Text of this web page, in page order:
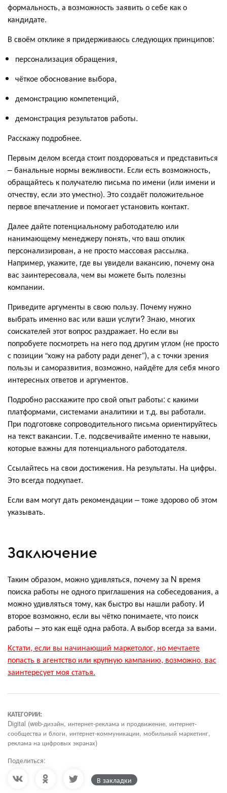
формальность, а возможность заявить о себе как о
кандидате.
В своём отклике я придерживаюсь следующих принципов:
персонализация обращения,
чёткое обоснование выбора,
демонстрацию компетенций,
демонстрация результатов работы.
Расскажу подробнее.
Первым делом всегда стоит поздороваться и представиться
– банальные нормы вежливости. Если есть возможность,
обращайтесь к получателю письма по имени (или имени и
отчеству, если это уместно). Это создаёт положительное
первое впечатление и помогает установить контакт.
Далее дайте потенциальному работодателю или
нанимающему менеджеру понять, что ваш отклик
персонализирован, а не просто массовая рассылка.
Например, укажите, где вы увидели вакансию, почему она
вас заинтересовала, чем вы можете быть полезны
компании.
Приведите аргументы в свою пользу. Почему нужно
выбрать именно вас или ваши услуги? Знаю, многих
соискателей этот вопрос раздражает. Но если вы
попробуете посмотреть на него под другим углом (не просто
с позиции “хожу на работу ради денег”), а с точки зрения
пользы и саморазвития, возможно, найдёте для себя много
интересных ответов и аргументов.
Подробно расскажите про свой опыт работы: с какими
платформами, системами аналитики и т.д. вы работали.
При подготовке сопроводительного письма ориентируйтесь
на текст вакансии. Т.е. подсвечивайте именно те навыки,
которые важны для потенциального работодателя.
Ссылайтесь на свои достижения. На результаты. На цифры.
Это всегда подкупает.
Если вам могут дать рекомендации – тоже здорово об этом
указывать.
Заключение
Таким образом, можно удивляться, почему за N время
поиска работы не одного приглашения на собеседования, а
можно удивляться тому, как быстро вы нашли работу. И
второе возможно, если вы чётко понимаете, что поиск
работы – это как ещё одна работа. А выбор всегда за вами.
Кстати, если вы начинающий маркетолог, но мечтаете
попасть в агентство или крупную кампанию, возможно, вас
заинтересует моя статья.
КАТЕГОРИИ:
Digital (web-дизайн, интернет-реклама и продвижение, интернет-
сообщества и блоги, интернет-коммуникации, мобильный маркетинг,
реклама на цифровых экранах)
Поделиться:
В закладки